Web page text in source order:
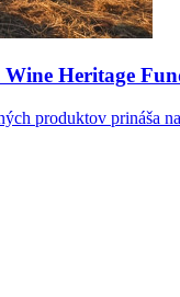
Heritage
produktov prináša